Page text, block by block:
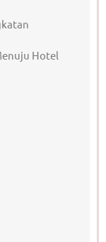
Hotel